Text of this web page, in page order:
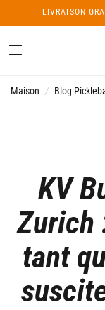
LIVRAISON
Maison / Blog
KV
Zurich
tant